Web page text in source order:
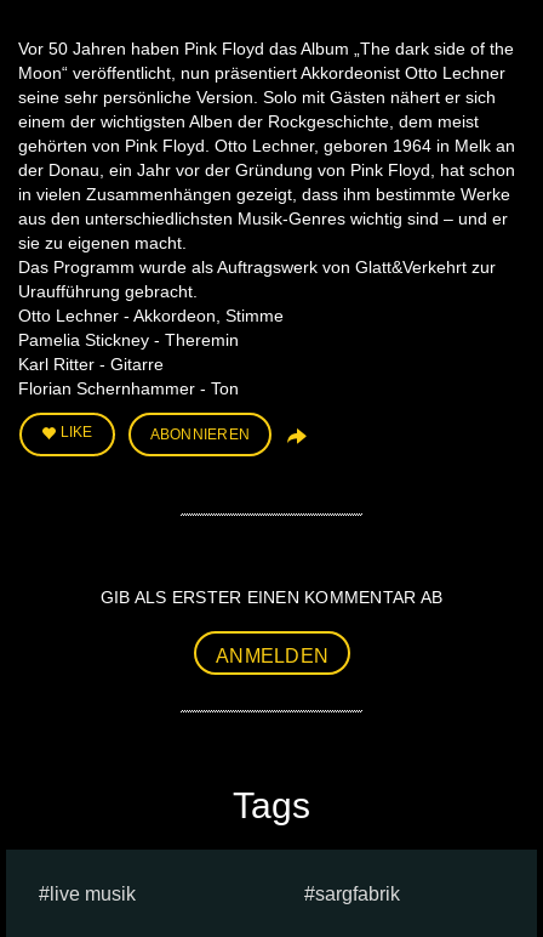
Vor 50 Jahren haben Pink Floyd das Album „The dark side of the
Moon“ veröffentlicht, nun präsentiert Akkordeonist Otto Lechner
seine sehr persönliche Version. Solo mit Gästen nähert er sich
einem der wichtigsten Alben der Rockgeschichte, dem meist
gehörten von Pink Floyd. Otto Lechner, geboren 1964 in Melk an
der Donau, ein Jahr vor der Gründung von Pink Floyd, hat schon
in vielen Zusammenhängen gezeigt, dass ihm bestimmte Werke
aus den unterschiedlichsten Musik-Genres wichtig sind – und er
sie zu eigenen macht.
Das Programm wurde als Auftragswerk von Glatt&Verkehrt zur
Uraufführung gebracht.
Otto Lechner - Akkordeon, Stimme
Pamelia Stickney - Theremin
Karl Ritter - Gitarre
Florian Schernhammer - Ton
LIKE ABONNIEREN
GIB ALS ERSTER EINEN KOMMENTAR AB
ANMELDEN
Tags
live musik sargfabrik